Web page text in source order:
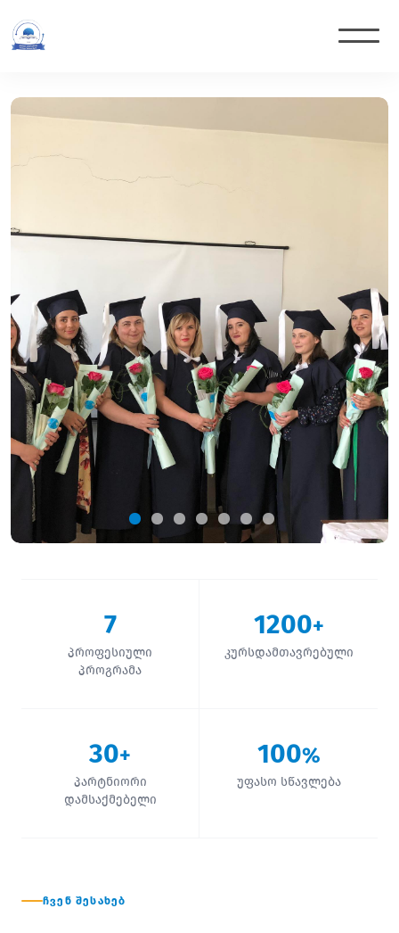
7
პროფესიული
პროგრამა
1200+
კურსდამთავრებული
30+
პარტნიორი
დამსაქმებელი
100%
უფასო სწავლება
ᲩᲕᲔᲜ ᲨᲔᲡᲐᲮᲔᲑ